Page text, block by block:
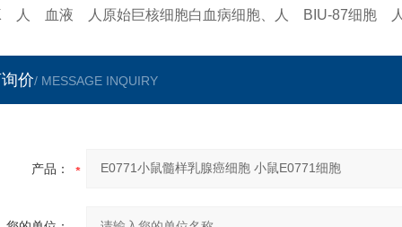
人 血液 人原始巨核细胞白血病细胞、人 BIU-87细胞 人
价/ MESSAGE INQUIRY
产品：